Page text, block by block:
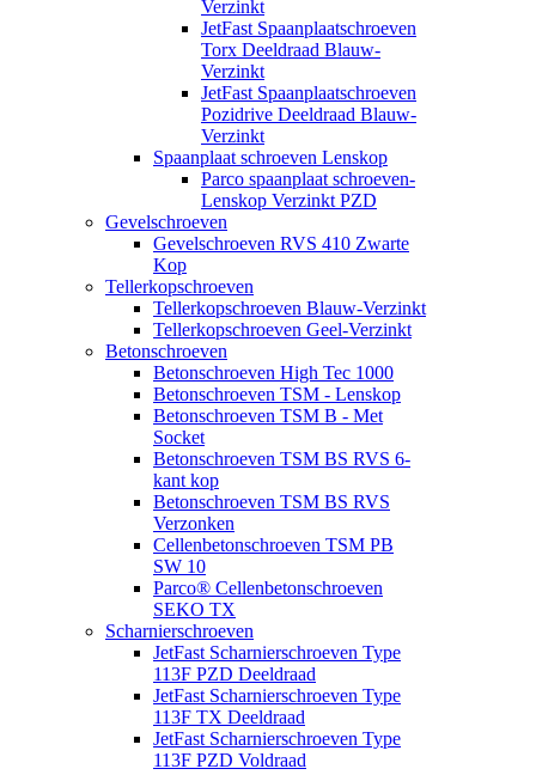
Verzinkt
JetFast Spaanplaatschroeven
Torx Deeldraad Blauw-
Verzinkt
JetFast Spaanplaatschroeven
Pozidrive Deeldraad Blauw-
Verzinkt
Spaanplaat schroeven Lenskop
Parco spaanplaat schroeven-
Lenskop Verzinkt PZD
Gevelschroeven
Gevelschroeven RVS 410 Zwarte
Kop
Tellerkopschroeven
Tellerkopschroeven Blauw-Verzinkt
Tellerkopschroeven Geel-Verzinkt
Betonschroeven
Betonschroeven High Tec 1000
Betonschroeven TSM - Lenskop
Betonschroeven TSM B - Met
Socket
Betonschroeven TSM BS RVS 6-
kant kop
Betonschroeven TSM BS RVS
Verzonken
Cellenbetonschroeven TSM PB
SW 10
Parco® Cellenbetonschroeven
SEKO TX
Scharnierschroeven
JetFast Scharnierschroeven Type
113F PZD Deeldraad
JetFast Scharnierschroeven Type
113F TX Deeldraad
JetFast Scharnierschroeven Type
113F PZD Voldraad